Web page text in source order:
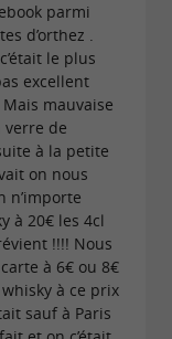
un
amis ou en
!
parmi
d’orthez .
le plus
excellent
mauvaise
verre de
à la petite
on nous
n’importe
à 20€ les 4cl
!!!! Nous
à 6€ ou 8€
à ce prix
sauf à Paris